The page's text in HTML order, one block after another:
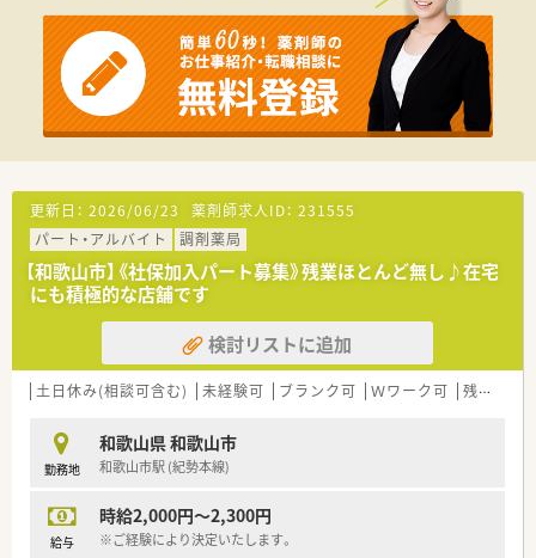
更新日： 2026/06/23 薬剤師求人ID： 231555
パート・アルバイト
調剤薬局
【和歌山市】《社保加入パート募集》残業ほとんど無し♪在宅
にも積極的な店舗です
検討リストに追加
土日休み(相談可含む) 未経験可 ブランク可 Ｗワーク可 残業なし(ほぼなし含む)
勤務地
和歌山県 和歌山市
和歌山市駅 (紀勢本線)
給与
時給2,000円～2,300円
※ご経験により決定いたします。